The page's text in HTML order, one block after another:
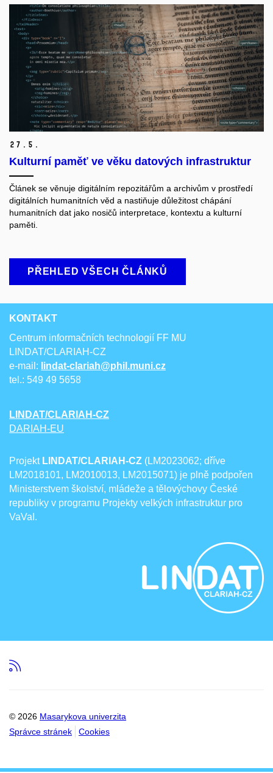
27. 5.
Kulturní paměť ve věku datových infrastruktur
Článek se věnuje digitálním repozitářům a archivům v prostředí
digitálních humanitních věd a nastiňuje důležitost chápání
humanitních dat jako nosičů interpretace, kontextu a kulturní
paměti.
PŘEHLED VŠECH ČLÁNKŮ
KONTAKT
Centrum informačních technologií FF MU
LINDAT/CLARIAH-CZ
e-mail: lindat-clariah@phil.muni.cz
tel.: 549 49 5658
LINDAT/CLARIAH-CZ
DARIAH-EU
ProjektLINDAT/CLARIAH-CZ (LM2023062; dříve
LM2018101, LM2010013, LM2015071) je plně podpořen
Ministerstvem školství, mládeže a tělovýchovy České
republiky v programu Projekty velkých infrastruktur pro
VaVaI.
© 2026 Masarykova univerzita
Správce stránek
Cookies
RSS